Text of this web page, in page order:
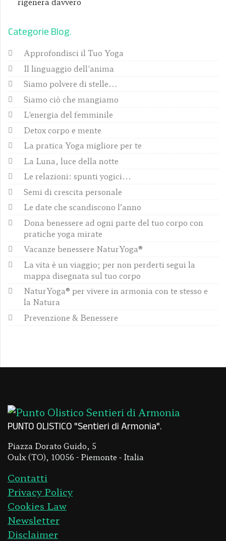
Categorie Blog
Approfondisci il Tuo Yoga
Il linguaggio dell'anima
Siamo polvere di stelle...
Siamo ciò che mangiamo
L'energia del femminile
Detox corpo e mente
La pratica Yoga migliore per te
La Luna, luce della notte
Le relazioni: spunti yogici...
Semi di crescita personale
Le date che scandiscono l’anno
Dona benessere ad ogni parte del tuo corpo con
pratiche yoga mirate
Vacanze benessere NaturYoga®
La vita è un viaggio; per non perderti segui la
mappa disegnata sul tuo corpo
NaturYoga® per vivere in armonia con te stesso e
la Natura
Prevenzione & Benessere
PUNTO OLISTICO "Sentieri di Armonia"
Piazza Dorato Guido, 5
Oulx (TO), 10056 - Piemonte - Italia
Contatti
Privacy Policy
Cookies Law
Newsletter
Disclaimer